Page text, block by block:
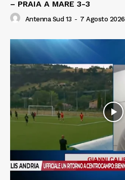
– PRAIA A MARE 3-3
Antenna Sud 13 - 7 Agosto 2026